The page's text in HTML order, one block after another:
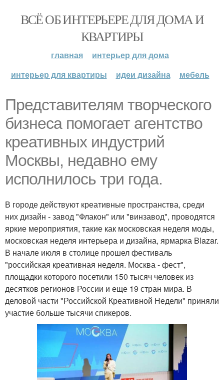
ВСЁ ОБ ИНТЕРЬЕРЕ ДЛЯ ДОМА И
КВАРТИРЫ
главная
интерьер для дома
интерьер для квартиры
идеи дизайна мебель
Представителям творческого
бизнеса помогает агентство
креативных индустрий
Москвы, недавно ему
исполнилось три года.
В городе действуют креативные пространства, среди
них дизайн - завод "Флакон" или "винзавод", проводятся
яркие мероприятия, такие как московская неделя моды,
московская неделя интерьера и дизайна, ярмарка Blazar.
В начале июля в столице прошел фестиваль
"российская креативная неделя. Москва - фест",
площадки которого посетили 150 тысяч человек из
десятков регионов России и еще 19 стран мира. В
деловой части "Российской Креативной Недели" приняли
участие больше тысячи спикеров.